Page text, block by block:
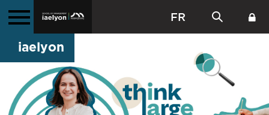
FR
iaelyon